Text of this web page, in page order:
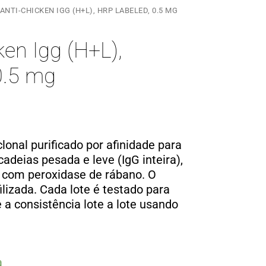
CHICKEN IGG (H+L), HRP LABELED, 0.5 MG
Igg (H+L),
mg
purificado por afinidade para
pesada e leve (IgG inteira),
peroxidase de rábano. O
Cada lote é testado para
consistência lote a lote usando